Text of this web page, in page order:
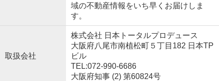
域の不動産情報をいち早くお届けしま
す。
取扱会社
株式会社 日本トータルプロデュース
大阪府八尾市南植松町５丁目182 日本TP
ビル
TEL:072-990-6686
大阪府知事 (2) 第60824号